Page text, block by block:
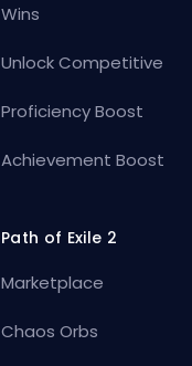
Wins
Unlock Competitive
Proficiency Boost
Achievement Boost
Path of Exile 2
Marketplace
Chaos Orbs